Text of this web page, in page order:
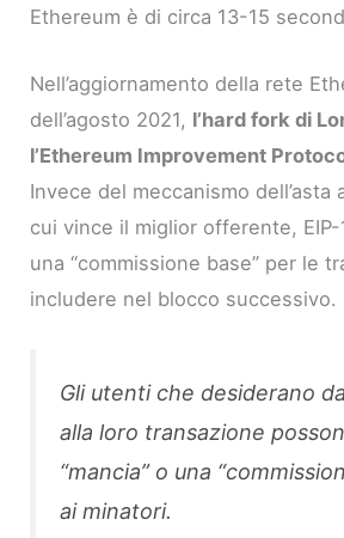
Ethereum è di circa 13-15
Nell’aggiornamento della rete
dell’agosto 2021, l’hard fork di
l’Ethereum Improvement
Invece del meccanismo dell’asta
cui vince il miglior offerente,
una “commissione base” per le
includere nel blocco successivo.
Gli utenti che desiderano
alla loro transazione
“mancia” o una
ai minatori.